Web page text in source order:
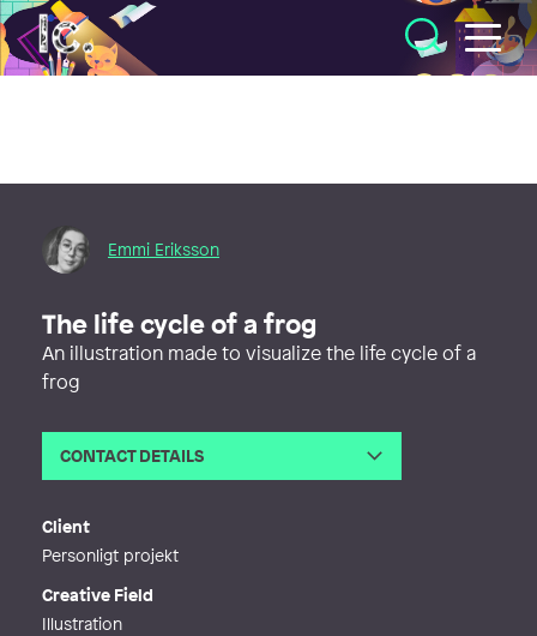
Illustratörcentrum
Emmi Eriksson
The life cycle of a frog
An illustration made to visualize the life cycle of a
frog
CONTACT DETAILS
Client
Personligt projekt
Creative Field
Illustration